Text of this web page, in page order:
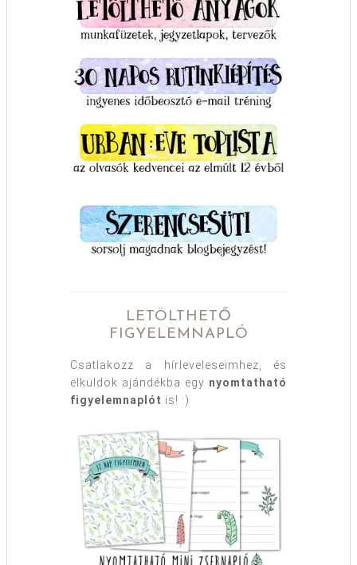
LETÖLTHETŐ
FIGYELEMNAPLÓ
Csatlakozz a hírleveleseimhez, és
elküldök ajándékba egy nyomtatható
figyelemnaplót is! :)